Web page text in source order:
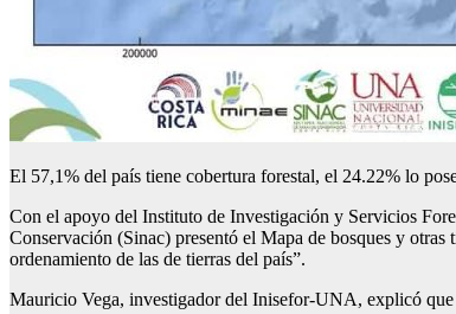
El 57,1% del país tiene cobertura forestal, el 24.22% lo
Con el apoyo del Instituto de Investigación y Servicios
Conservación (Sinac) presentó el Mapa de bosques y
ordenamiento de las de tierras del país”.
Mauricio Vega, investigador del Inisefor-UNA, explicó que